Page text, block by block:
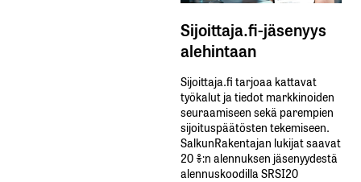
Sijoittaja.fi-jäsenyys
alehintaan
Sijoittaja.fi tarjoaa kattavat
työkalut ja tiedot markkinoiden
seuraamiseen sekä parempien
sijoituspäätösten tekemiseen.
SalkunRakentajan lukijat saavat
20 %:n alennuksen jäsenyydestä
alennuskoodilla SRSI20